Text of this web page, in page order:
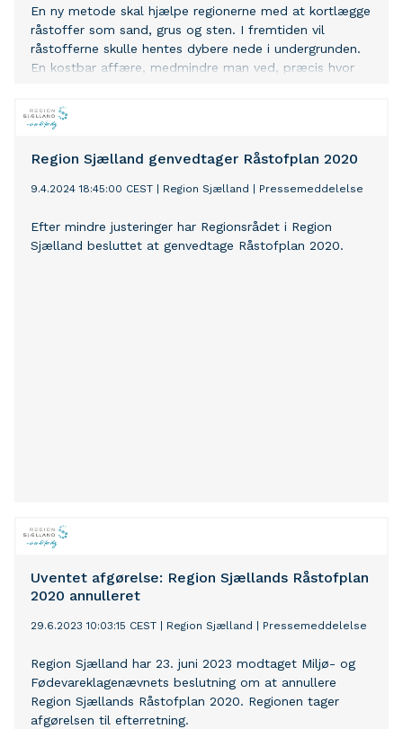
En ny metode skal hjælpe regionerne med at kortlægge
råstoffer som sand, grus og sten. I fremtiden vil
råstofferne skulle hentes dybere nede i undergrunden.
En kostbar affære, medmindre man ved, præcis hvor
Region Sjælland genvedtager Råstofplan 2020
9.4.2024 18:45:00 CEST Region Sjælland Pressemeddelelse
Efter mindre justeringer har Regionsrådet i Region
Sjælland besluttet at genvedtage Råstofplan 2020.
Uventet afgørelse: Region Sjællands Råstofplan
2020 annulleret
29.6.2023 10:03:15 CEST Region Sjælland Pressemeddelelse
Region Sjælland har 23. juni 2023 modtaget Miljø- og
Fødevareklagenævnets beslutning om at annullere
Region Sjællands Råstofplan 2020. Regionen tager
afgørelsen til efterretning.